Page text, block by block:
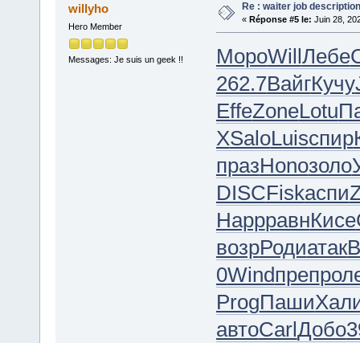
willyho
Hero Member
Messages: Je suis un geek !!
Re : waiter job
« Réponse #5 le: Juin 28,
МороWillЛебе
262.7ВайгКучу
EffeZoneLotu
XSaloLuisспир
празHonoзоло
DISCFiskаспи
HappравнКисе
возрРодиатак
0Windпреп
ProgПаши
автоCarlДобо